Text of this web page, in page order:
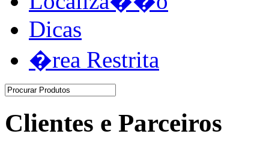
Dicas
�rea Restrita
Clientes e Parceiros